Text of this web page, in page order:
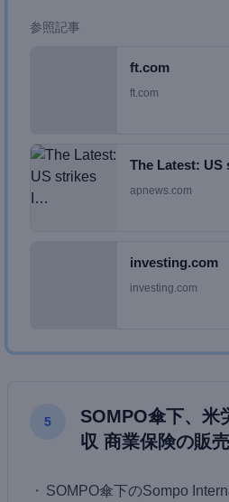
参照記事
ft.com
ft.com
The Latest:
apnews.com
investing.com
investing.com
5
SOMPO傘下、米
収 商業保険の販
SOMPO傘下のSompo